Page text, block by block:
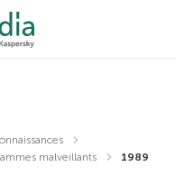
malveillants 1989